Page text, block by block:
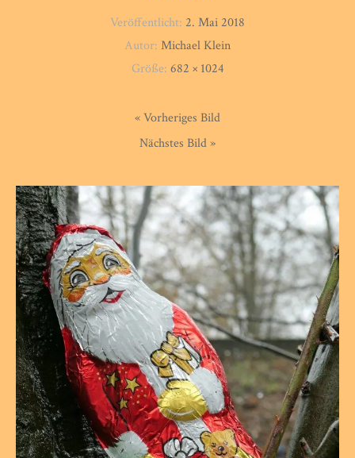
Veröffentlicht: 2. Mai 2018
Autor: Michael Klein
Größe: 682 × 1024
« Vorheriges Bild
Nächstes Bild »